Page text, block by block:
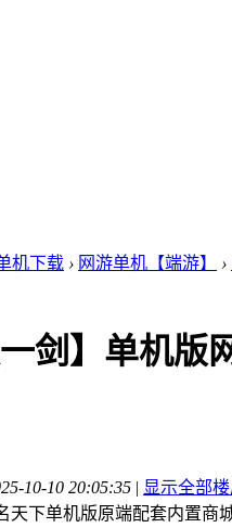
机下载 › 网游单机【端游】 ›
一剑】单机
10-10 20:05:35 | 显示全部
天下单机版原端配套内置